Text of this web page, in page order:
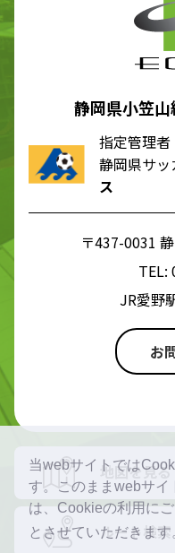
当webサイトでは
す。このままwebサイ
は、Cookieの利用に
とさせていただきます
静岡県小笠
指定管理者
静岡県サ
ス
〒437-0031
TEL:
JR愛野
お
地図を見る
ルート検索